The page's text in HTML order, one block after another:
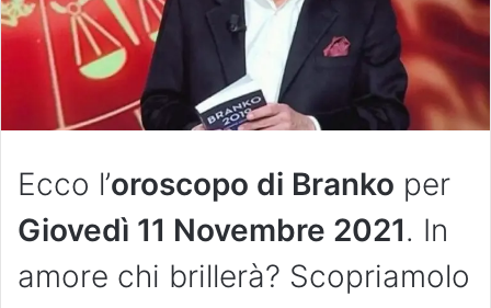
Ecco l’oroscopo di Branko per
Giovedì 11 Novembre 2021. In
amore chi brillerà? Scopriamolo